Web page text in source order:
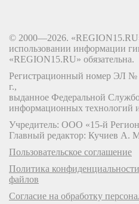
© 2000—2026.
использовании информации
«REGION15.RU» обязательна.
Регистрационный номер ЭЛ №
г.,
выданное Федеральной
информационных технологий
Учредитель: ООО «15-й
Главный редактор: Кучиев А.
Пользовательское соглашение
Политика
файлов
Согласие на обработку